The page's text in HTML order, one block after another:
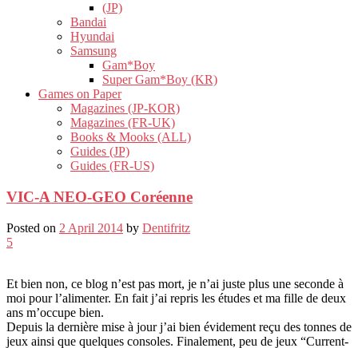
(JP)
Bandai
Hyundai
Samsung
Gam*Boy
Super Gam*Boy (KR)
Games on Paper
Magazines (JP-KOR)
Magazines (FR-UK)
Books & Mooks (ALL)
Guides (JP)
Guides (FR-US)
VIC-A NEO-GEO Coréenne
Posted on 2 April 2014 by Dentifritz
5
Et bien non, ce blog n’est pas mort, je n’ai juste plus une seconde à
moi pour l’alimenter. En fait j’ai repris les études et ma fille de deux
ans m’occupe bien.
Depuis la dernière mise à jour j’ai bien évidement reçu des tonnes de
jeux ainsi que quelques consoles. Finalement, peu de jeux “Current-